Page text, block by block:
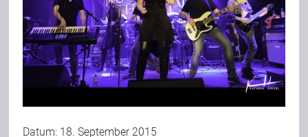
Rezensionen
Alles andere
Datum: 18. September 2015